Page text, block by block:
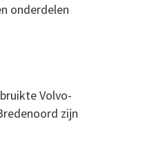
onderdelen
Volvo-
zijn